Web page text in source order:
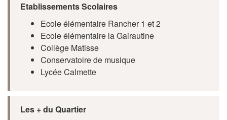
Etablissements Scolaires
Ecole élémentaire Rancher 1 et 2
Ecole élémentaire la Gairautine
Collège Matisse
Conservatoire de musique
Lycée Calmette
Les + du Quartier